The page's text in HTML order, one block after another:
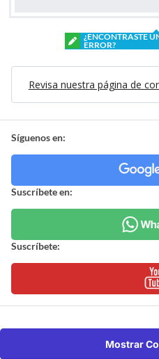
¿ENCONTRASTE
ERROR?
Revisa nuestra página de
Síguenos en:
Suscríbete en:
Suscríbete:
Mostrar